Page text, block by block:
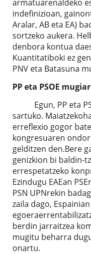
armatuarenaldeko
indefinizioan,
Aralar, AB eta EA)
sortzeko aukera.
denbora kontua
Kuantitatiboki ez
PNV eta Batasuna
PP eta PSOE
Egun, PP eta
sartuko.
erreflexio gogor
kongresuaren
gelditzen den.Bere
genizkion bi baldin-
errespetatzeko
Ezindugu EAEan
PSN UPNrekin
zaila dago,
berdin jarraitzea
mugitu beharra
onartu.